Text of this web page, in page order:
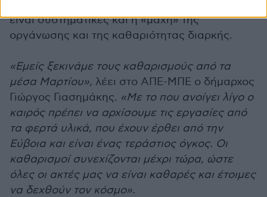
είναι συστηματικές και η «μάχη» της
οργάνωσης και της καθαριότητας διαρκής.
«Εμείς ξεκινάμε τους καθαρισμούς από τα
μέσα Μαρτίου», λέει στο ΑΠΕ-ΜΠΕ ο δήμαρχος
Γιώργος Γιασημάκης. «Με το που ανοίγει λίγο ο
καιρός πρέπει να αρχίσουμε τις εργασίες από
τα φερτά υλικά, που έχουν έρθει από την
Εύβοια και είναι ένας τεράστιος όγκος. Οι
καθαρισμοί συνεχίζονται μέχρι τώρα, ώστε
όλες οι ακτές μας να είναι καθαρές και έτοιμες
να δεχθούν τον κόσμο».